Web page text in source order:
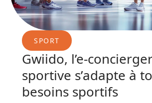
SPORT
Gwiido, l’e-
sportive s’adapte à
besoins sportifs